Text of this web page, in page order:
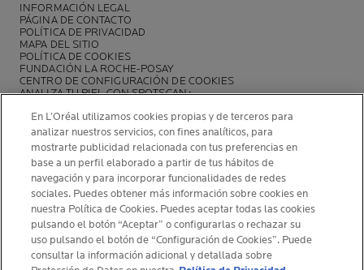
INFORMACIÓN LEGAL
PÁGINA DE CONTACTO
POLÍTICA DE PRIVACIDAD
MAPA DEL SITIO
POLÍTICA DE COOKIES
FUNDACIÓN LA ROCHE-POSAY
CENTRO DE CONFIGURACIÓN DE COOKIES
ANALIZA TU PIEL CON SPOTSCAN+
NEWSLETTER
INFORMACIÓN DEL FABRICANTE
COSMETIQUE ACTIVE INTERNATIONAL
La Roche-Posay Laboratoire Dermatologique CAI
86270 La Roche-Posay France
En L’Oréal utilizamos cookies propias y de terceros para
analizar nuestros servicios, con fines analíticos, para
mostrarte publicidad relacionada con tus preferencias en
base a un perfil elaborado a partir de tus hábitos de
navegación y para incorporar funcionalidades de redes
sociales. Puedes obtener más información sobre cookies en
nuestra Política de Cookies. Puedes aceptar todas las cookies
pulsando el botón “Aceptar” o configurarlas o rechazar su
uso pulsando el botón de “Configuración de Cookies”. Puede
consultar la información adicional y detallada sobre